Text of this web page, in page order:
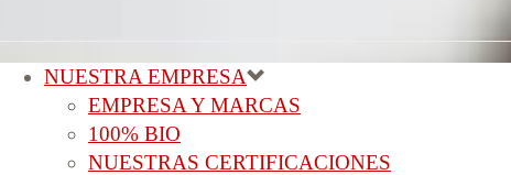
NUESTRA EMPRESA
EMPRESA Y MARCAS
100% BIO
NUESTRAS CERTIFICACIONES